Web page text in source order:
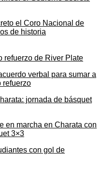
el Coro Nacional de
de historia
verbal para sumar a
refuerzo
en marcha en Charata con
3×3